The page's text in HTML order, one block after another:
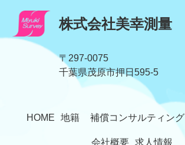
株式会社美幸測量
〒297-0075
​​​​​​​千葉県茂原市押日595-5
HOME 地籍 補償コンサルティング
会社概要 求人情報